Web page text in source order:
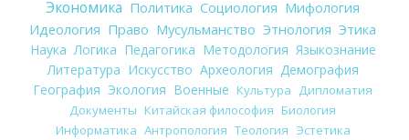
Экономика Политика Социология Мифология
Идеология Право Мусульманство Этнология Этика
Наука Логика Педагогика Методология Языкознание
Литература Искусство Археология Демография
География Экология Военные Культура
Дипломатия
Документы Китайская философия Биология
Информатика Антропология Теология Эстетика